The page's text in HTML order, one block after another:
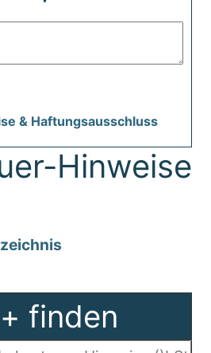
& Haftungsausschluss
Hinweise
finden